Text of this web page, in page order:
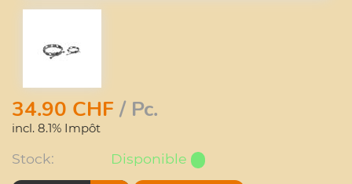
34.90 CHF/ Pc.
incl. 8.1% Impôt
Stock: Disponible